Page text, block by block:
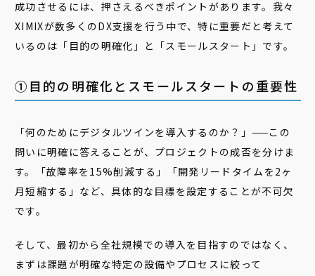
成功させるには、押さえるべきポイントがあります。我々
XIMIXが数多くのDX支援を行う中で、特に重要だと考えて
いるのは「目的の明確化」と「スモールスタート」です。
①目的の明確化とスモールスタートの重要性
「何のためにデジタルツインを導入するのか？」——この
問いに明確に答えることが、プロジェクトの成否を分けま
す。「故障率を15%削減する」「開発リードタイムを2ヶ
月短縮する」など、具体的な目標を設定することが不可欠
です。
そして、最初から全社規模での導入を目指すのではなく、
まずは課題が明確な特定の設備やプロセスに絞って